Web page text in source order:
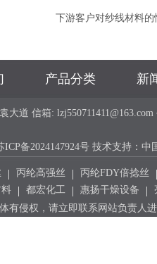
下游客户对纱线材料
产品分类 新
道 信箱: lzj550711411@163.com
ICP备2024147924号 技术支持： 中
丙纶高强丝
丙纶FDY倍捻丝
都宏化工 惠扬干燥设备
有侵权，请立即联系网站负责人